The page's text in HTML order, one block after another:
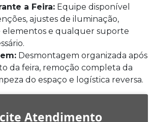
a Feira: Equipe disponível
ajustes de iluminação,
elementos e qualquer suporte
Desmontagem organizada após
da feira, remoção completa da
do espaço e logística reversa.
Atendimento